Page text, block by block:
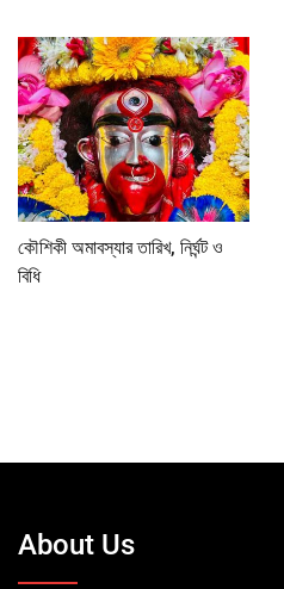
কৌশিকী অমাবস্যার তারিখ, নির্ঘন্ট ও
বিধি
About Us